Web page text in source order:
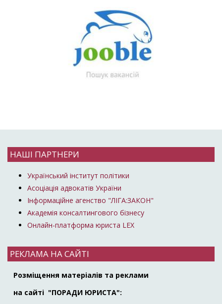
НАШІ ПАРТНЕРИ
Український інститут політики
Асоціація адвокатів України
Інформаційне агенство "ЛІГА:ЗАКОН"
Академія консалтингового бізнесу
Онлайн-платформа юриста LEX
РЕКЛАМА НА САЙТІ
Розміщення матеріалів та реклами
на сайті "ПОРАДИ ЮРИСТА":